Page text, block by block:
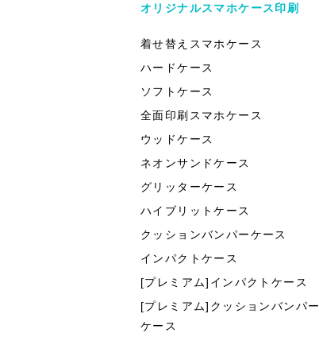
オリジナルスマホケース印刷
着せ替えスマホケース
ハードケース
ソフトケース
全面印刷スマホケース
ウッドケース
ネオンサンドケース
グリッターケース
ハイブリットケース
クッションバンパーケース
インパクトケース
[プレミアム]インパクトケース
[プレミアム]クッションバンパー
ケース